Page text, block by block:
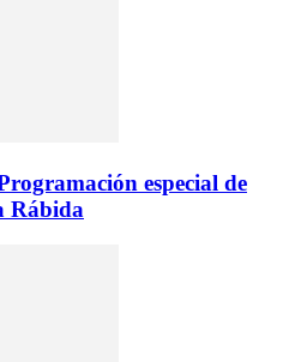
especial de
Rábida